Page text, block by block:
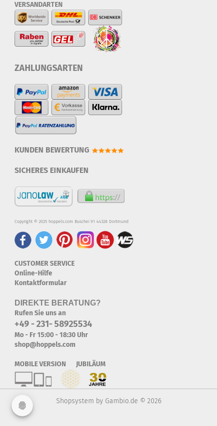
VERSANDARTEN
ZAHLUNGSARTEN
KUNDEN BEWERTUNG
SICHERES EINKAUFEN
Copyright © 2025 hoppels.com Buschei 91 44328 Dortmund
CUSTOMER SERVICE
Online-Hilfe
Kontaktformular
DIREKTE BERATUNG?
Rufen Sie uns an
+49 - 231- 58925534
Mo - Fr 15:00 - 18:30 Uhr
shop@hoppels.com
MOBILE VERSION JUBILÄUM
Shopsystem by Gambio.de © 2026